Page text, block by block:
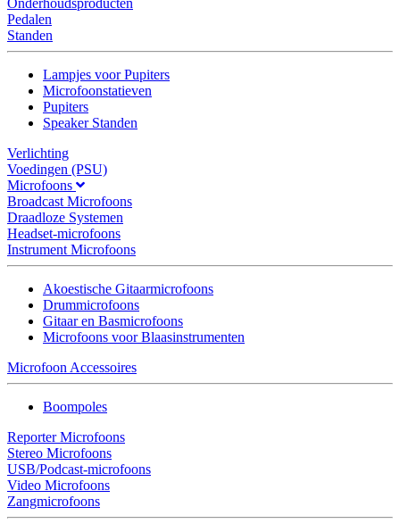
Onderhoudsproducten
Pedalen
Standen
Lampjes voor Pupiters
Microfoonstatieven
Pupiters
Speaker Standen
Verlichting
Voedingen (PSU)
Microfoons
Broadcast Microfoons
Draadloze Systemen
Headset-microfoons
Instrument Microfoons
Akoestische Gitaarmicrofoons
Drummicrofoons
Gitaar en Basmicrofoons
Microfoons voor Blaasinstrumenten
Microfoon Accessoires
Boompoles
Reporter Microfoons
Stereo Microfoons
USB/Podcast-microfoons
Video Microfoons
Zangmicrofoons